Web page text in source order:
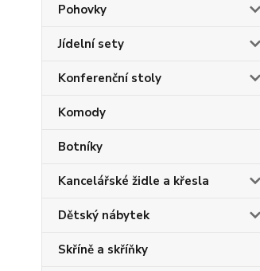
Pohovky
Jídelní sety
Konferenční stoly
Komody
Botníky
Kancelářské židle a křesla
Dětský nábytek
Skříně a skříňky